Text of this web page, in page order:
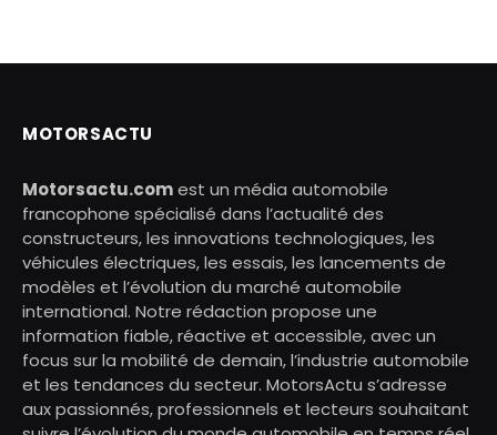
MOTORSACTU
Motorsactu.comest un média automobile
francophone spécialisé dans l’actualité des
constructeurs, les innovations technologiques, les
véhicules électriques, les essais, les lancements de
modèles et l’évolution du marché automobile
international. Notre rédaction propose une
information fiable, réactive et accessible, avec un
focus sur la mobilité de demain, l’industrie automobile
et les tendances du secteur. MotorsActu s’adresse
aux passionnés, professionnels et lecteurs souhaitant